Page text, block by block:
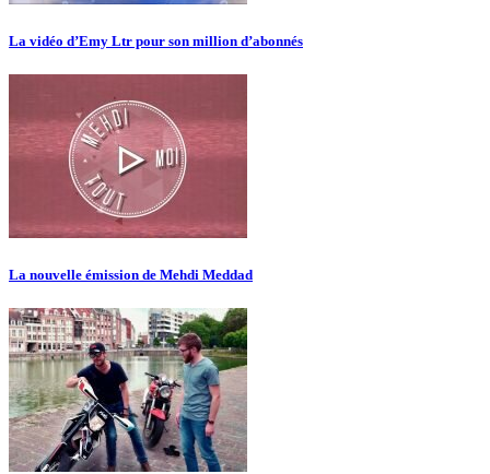
La vidéo d’Emy Ltr pour son million d’abonnés
La nouvelle émission de Mehdi Meddad